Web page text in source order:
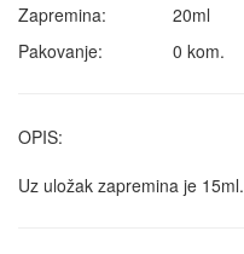
Zapremina:
20ml
Pakovanje:
0 kom.
OPIS:
Uz uložak zapremina je 15ml.